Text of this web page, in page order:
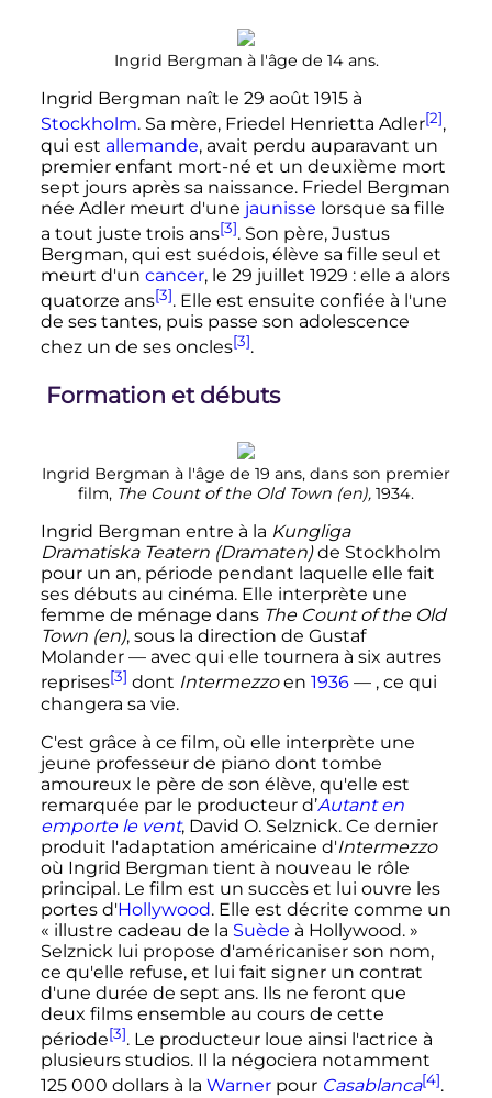
Ingrid Bergman à l'âge de 14 ans.
Ingrid Bergman naît le 29 août 1915à
Stockholm. Sa mère, Friedel Henrietta Adler[2],
qui est allemande, avait perdu auparavant un
premier enfant mort-né et un deuxième mort
sept jours après sa naissance. Friedel Bergman
née Adler meurt d'une jaunisse lorsque sa fille
a tout juste trois ans[3]. Son père, Justus
Bergman, qui est suédois, élève sa fille seul et
meurt d'un cancer, le 29 juillet 1929 : elle a alors
quatorze ans[3]. Elle est ensuite confiée à l'une
de ses tantes, puis passe son adolescence
chez un de ses oncles[3].
Formation et débuts
Ingrid Bergman à l'âge de 19 ans, dans son premier
film, The Count of the Old Town (en), 1934.
Ingrid Bergman entre à la Kungliga
Dramatiska Teatern (Dramaten)de Stockholm
pour un an, période pendant laquelle elle fait
ses débuts au cinéma. Elle interprète une
femme de ménage dans The Count of the Old
Town (en), sous la direction de Gustaf
Molander — avec qui elle tournera à six autres
reprises[3] dont Intermezzoen 1936— , ce qui
changera sa vie.
C'est grâce à ce film, où elle interprète une
jeune professeur de piano dont tombe
amoureux le père de son élève, qu'elle est
remarquée par le producteur d’Autant en
emporte le vent, David O. Selznick. Ce dernier
produit l'adaptation américaine d'Intermezzo
où Ingrid Bergman tient à nouveau le rôle
principal. Le film est un succès et lui ouvre les
portes d'Hollywood. Elle est décrite comme un
« illustre cadeau de la Suède à Hollywood. »
Selznick lui propose d'américaniser son nom,
ce qu'elle refuse, et lui fait signer un contrat
d'une durée de sept ans. Ils ne feront que
deux films ensemble au cours de cette
période[3]. Le producteur loue ainsi l'actrice à
plusieurs studios. Il la négociera notamment
125 000 dollarsà la Warnerpour Casablanca[4].